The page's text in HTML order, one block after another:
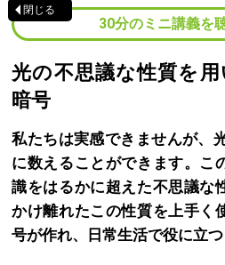
閉じる
30分のミニ講義を
光の不思議な性質を
暗号
私たちは実感できませんが、
に数えることができます。こ
識をはるかに超えた不思議な
かけ離れたこの性質を上手く
号が作れ、日常生活で役に立つ